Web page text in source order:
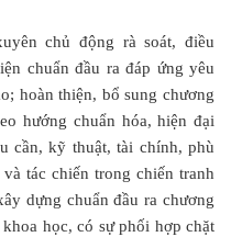
chủ động rà soát, điều
chuẩn đầu ra đáp ứng yêu
hoàn thiện, bổ sung chương
hướng chuẩn hóa, hiện đại
cần, kỹ thuật, tài chính, phù
tác chiến trong chiến tranh
dựng chuẩn đầu ra chương
học, có sự phối hợp chặt